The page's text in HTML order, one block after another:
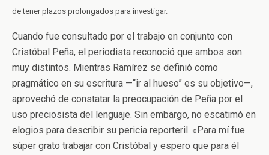
de tener plazos prolongados para investigar.
Cuando fue consultado por el trabajo en conjunto con
Cristóbal Peña, el periodista reconoció que ambos son
muy distintos. Mientras Ramírez se definió como
pragmático en su escritura —“ir al hueso” es su objetivo—,
aprovechó de constatar la preocupación de Peña por el
uso preciosista del lenguaje. Sin embargo, no escatimó en
elogios para describir su pericia reporteril. «Para mí fue
súper grato trabajar con Cristóbal y espero que para él